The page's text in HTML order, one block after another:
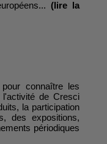
(lire la
connaître les
de Cresci
la participation
des expositions,
périodiques